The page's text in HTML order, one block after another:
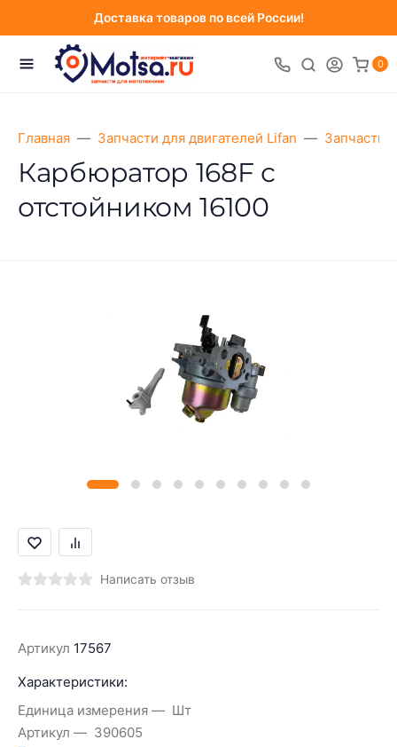
Доставка товаров по всей России!
0
Главная Запчасти для двигателей Lifan Запчасти
Карбюратор 168F с
отстойником 16100
Написать отзыв
Артикул 17567
Характеристики:
Единица измерения
Шт
Артикул
390605